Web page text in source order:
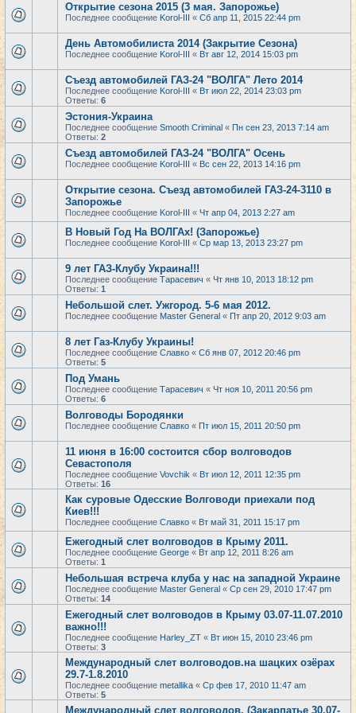
Открытие сезона 2015 (3 мая. Запорожье)
Последнее сообщение Korol-III « Сб апр 11, 2015 22:44 pm
День Автомобилиста 2014 (Закрытие Сезона)
Последнее сообщение Korol-III « Вт авг 12, 2014 15:03 pm
Съезд автомобилей ГАЗ-24 "ВОЛГА" Лето 2014
Последнее сообщение Korol-III « Вт июл 22, 2014 23:03 pm
Ответы: 6
Эстония-Украина
Последнее сообщение Smooth Criminal « Пн сен 23, 2013 7:14 am
Ответы: 2
Съезд автомобилей ГАЗ-24 "ВОЛГА" Осень
Последнее сообщение Korol-III « Вс сен 22, 2013 14:16 pm
Открытие сезона. Съезд автомобилей ГАЗ-24-3110 в
Запорожье
Последнее сообщение Korol-III « Чт апр 04, 2013 2:27 am
В Новый Год На ВОЛГАх! (Запорожье)
Последнее сообщение Korol-III « Ср мар 13, 2013 23:27 pm
9 лет ГАЗ-Клубу Украина!!!
Последнее сообщение Тарасевич « Чт янв 10, 2013 18:12 pm
Ответы: 1
Небольшой слет. Ужгород. 5-6 мая 2012.
Последнее сообщение Master General « Пт апр 20, 2012 9:03 am
8 лет Газ-Клубу Украины!
Последнее сообщение Славко « Сб янв 07, 2012 20:46 pm
Ответы: 5
Под Умань
Последнее сообщение Тарасевич « Чт ноя 10, 2011 20:56 pm
Ответы: 6
Волговоды Бородянки
Последнее сообщение Славко « Пт июл 15, 2011 20:50 pm
11 июня в 16:00 состоится сбор волговодов
Севастополя
Последнее сообщение Vovchik « Вт июл 12, 2011 12:35 pm
Ответы: 16
Как суровые Одесские Волговоди приехали под
Киев!!!
Последнее сообщение Славко « Вт май 31, 2011 15:17 pm
Ежегодный слет волговодов в Крыму 2011.
Последнее сообщение George « Вт апр 12, 2011 8:26 am
Ответы: 1
Небольшая встреча клуба у нас на западной Украине
Последнее сообщение Master General « Ср сен 29, 2010 17:47 pm
Ответы: 14
Ежегодный слет волговодов в Крыму 03.07-11.07.2010
важно!!!
Последнее сообщение Harley_ZT « Вт июн 15, 2010 23:46 pm
Ответы: 3
Международный слет волговодов.на шацких озёрах
29.7-1.8.2010
Последнее сообщение metallika « Ср фев 17, 2010 11:47 am
Ответы: 5
Международный слет волговодов. (Закарпатье 30.07-